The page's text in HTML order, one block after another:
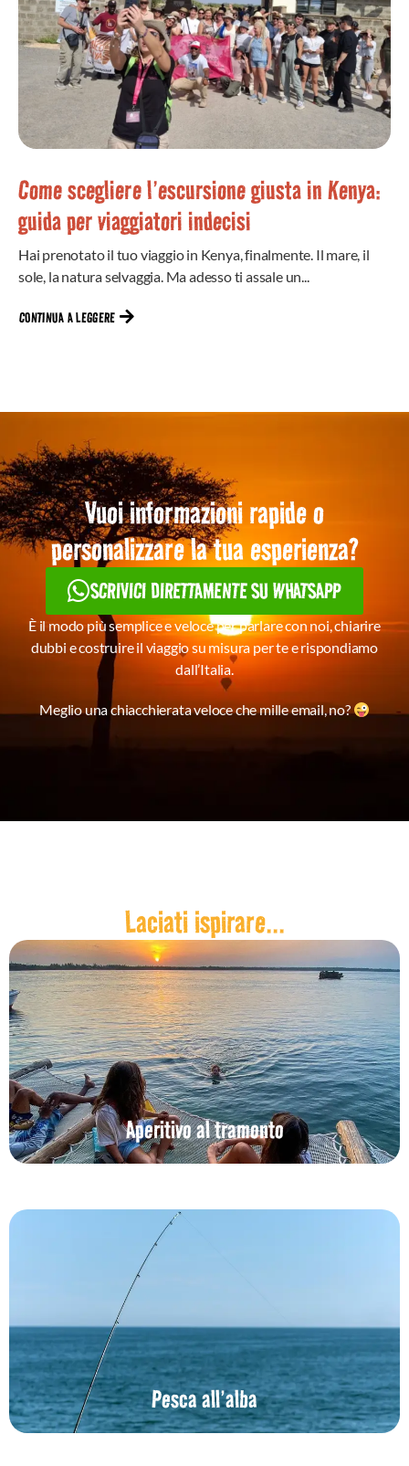
Come scegliere l’escursione giusta in Kenya:
guida per viaggiatori indecisi
Hai prenotato il tuo viaggio in Kenya, finalmente. Il mare, il
sole, la natura selvaggia. Ma adesso ti assale un...
CONTINUA A LEGGERE
Vuoi informazioni rapide o
personalizzare la tua esperienza?
SCRIVICI DIRETTAMENTE SU WHATSAPP
È il modo più semplice e veloce per parlare con noi, chiarire
dubbi e costruire il viaggio su misura per te e rispondiamo
dall’Italia.
Meglio una chiacchierata veloce che mille email, no?
Laciati ispirare...
Aperitivo al tramonto
Pesca all’alba